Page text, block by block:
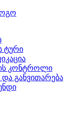
ტური
კონტროლი
განვითარება